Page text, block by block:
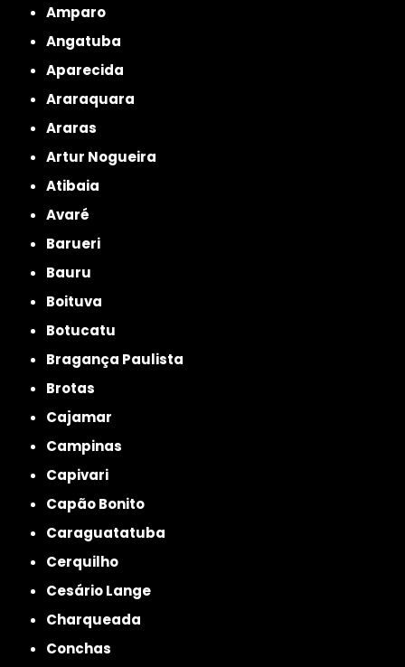
Amparo
Angatuba
Aparecida
Araraquara
Araras
Artur Nogueira
Atibaia
Avaré
Barueri
Bauru
Boituva
Botucatu
Bragança Paulista
Brotas
Cajamar
Campinas
Capivari
Capão Bonito
Caraguatatuba
Cerquilho
Cesário Lange
Charqueada
Conchas